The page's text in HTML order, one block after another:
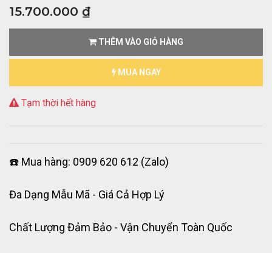
15.700.000 ₫
THÊM VÀO GIỎ HÀNG
MUA NGAY
Tạm thời hết hàng
☎️ Mua hàng: 0909 620 612 (Zalo)
Đa Dạng Mẫu Mã - Giá Cả Hợp Lý
Chất Lượng Đảm Bảo - Vận Chuyển Toàn Quốc